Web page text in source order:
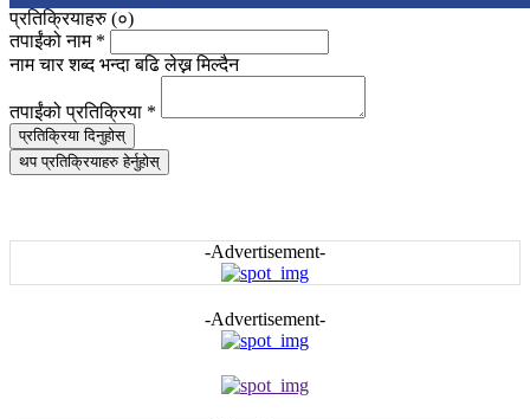
प्रतिक्रियाहरु (०)
तपाईंको नाम *
नाम चार शब्द भन्दा बढि लेख्न मिल्दैन
तपाईंको प्रतिक्रिया *
प्रतिक्रिया दिनुहोस्
थप प्रतिक्रियाहरु हेर्नुहोस्
-Advertisement-
-Advertisement-